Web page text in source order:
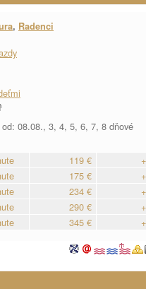
, Radenci
08.08., 3, 4, 5, 6, 7, 8 dňové
119 €
175 €
234 €
290 €
345 €